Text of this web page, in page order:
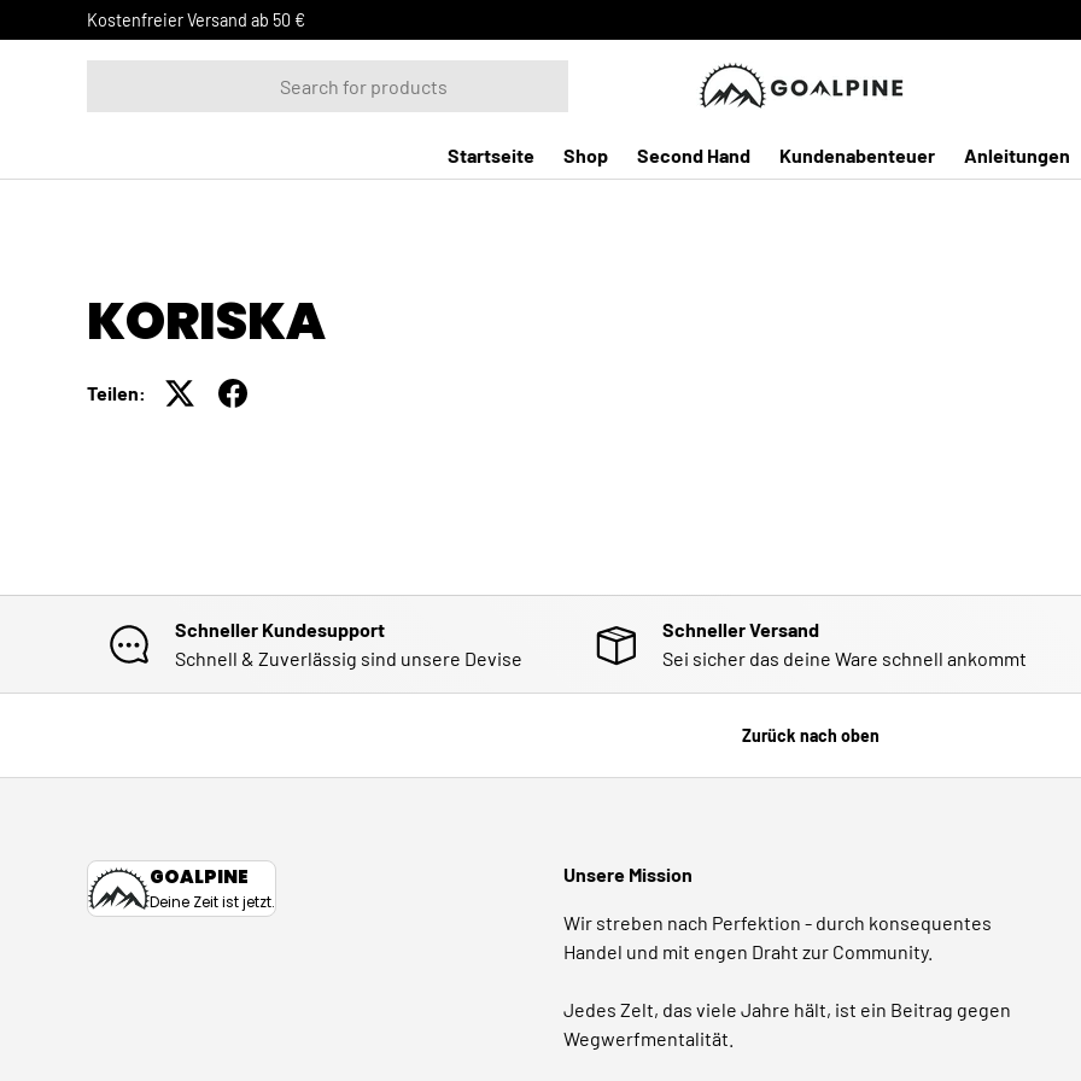
DIREKT ZUM INHALT
Kostenfreier Versand ab 50 €
Startseite Shop Second Hand Kundenabenteuer Anleitungen
KORISKA
Teilen:
Schneller Kundesupport
Schnell & Zuverlässig sind unsere Devise
Schneller Versand
Sei sicher das deine Ware schnell ankommt
Zurück nach oben
GOALPINE
Deine Zeit ist jetzt.
Unsere Mission
Wir streben nach Perfektion - durch konsequentes
Handel und mit engen Draht zur Community.
Jedes Zelt, das viele Jahre hält, ist ein Beitrag gegen
Wegwerfmentalität.